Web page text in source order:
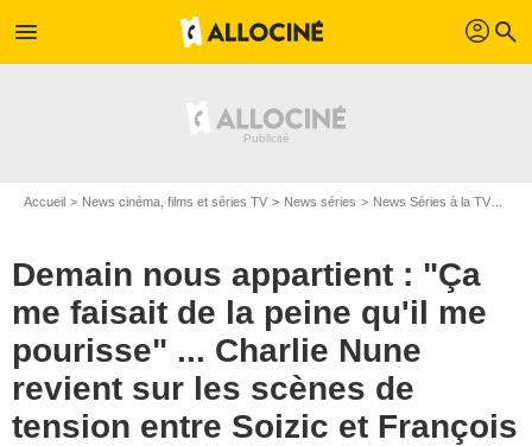
menu profil search
Accueil News cinéma, films et séries TV News séries News Séries à la TV
Demain nous appartient : "Ça
me faisait de la peine qu'il me
pourisse" ... Charlie Nune
revient sur les scènes de
tension entre Soizic et François